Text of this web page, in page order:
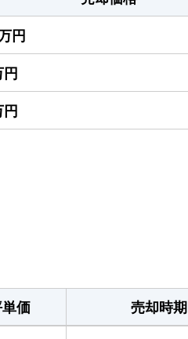
円
価
売却時期